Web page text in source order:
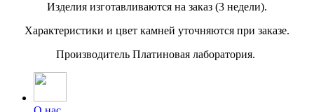
Изделия изготавливаются на заказ (3 недели).
Характеристики и цвет камней уточняются при заказе.
Производитель Платиновая лаборатория.